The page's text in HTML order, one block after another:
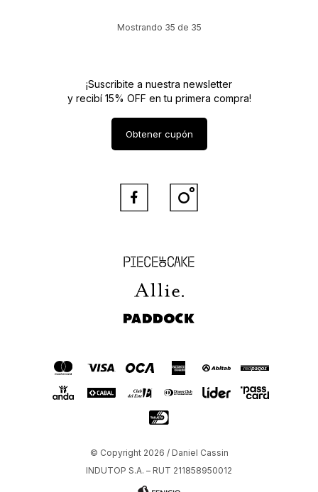
Mostrando 35 de 35
Piece of Cake
Allie
Paddock
¡Suscribite a nuestra newsletter
y recibí 15% OFF en tu primera compra!
Obtener cupón
 
© Copyright 2026 / Daniel Cassin
INDUTOP S.A. – RUT 211858950012